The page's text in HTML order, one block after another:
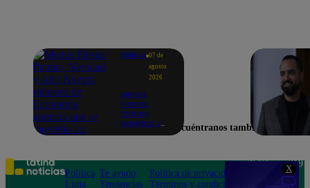
X
Política 07 de
agosto
2026
Menos
Fiestas
Patrias,
Navidad y
anuncia que
se moverán
los feriados
Encuéntranos también en
Política
Lima
Te ayudo
Tendencias
Política de privacidad
Términos y condiciones
Teléfono: 219
Av. San